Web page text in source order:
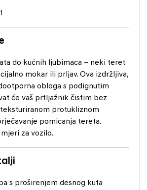
do kućnih ljubimaca – neki teret
mokar ili prljav. Ova izdržljiva,
obloga s podignutim
će vaš prtljažnik čistim bez
teksturiranom protukliznom
pomicanja tereta.
za vozilo.
s proširenjem desnog kuta